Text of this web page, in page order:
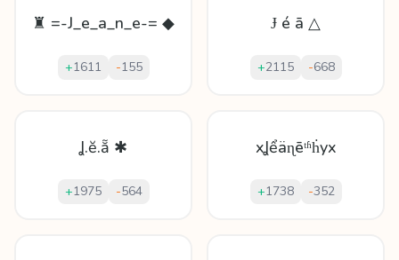
♜ =-J_e_a_n_e-= ◆
+1611 -155
Ɉ é ā △
+2115 -668
Ʝ.ĕ.ẵ ✱
+1975 -564
xꞲểäɳēᵗʱḣyx
+1738 -352